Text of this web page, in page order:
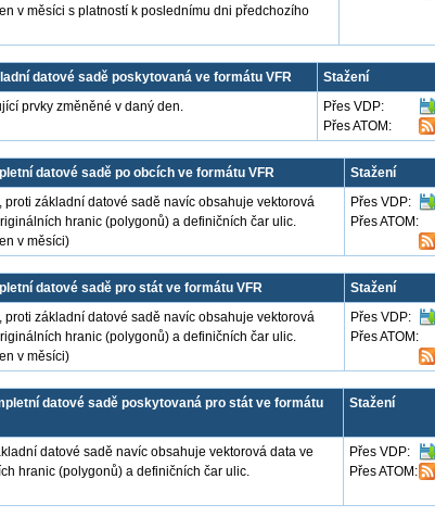
v měsíci s platností k poslednímu dni předchozího
datové sadě poskytovaná ve formátu VFR
Stažení
prvky změněné v daný den.
Přes VDP:
Přes ATOM:
datové sadě po obcích ve formátu VFR
Stažení
základní datové sadě navíc obsahuje vektorová
hranic (polygonů) a definičních čar ulic.
v měsíci)
Přes VDP:
Přes ATOM:
datové sadě pro stát ve formátu VFR
Stažení
základní datové sadě navíc obsahuje vektorová
hranic (polygonů) a definičních čar ulic.
v měsíci)
Přes VDP:
Přes ATOM:
datové sadě poskytovaná pro stát ve formátu
Stažení
datové sadě navíc obsahuje vektorová data ve
hranic (polygonů) a definičních čar ulic.
Přes VDP:
Přes ATOM: